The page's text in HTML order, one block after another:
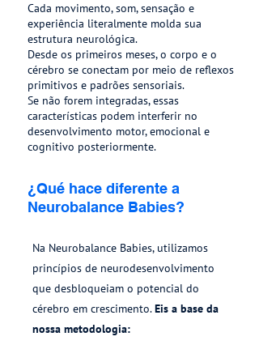
Cada movimento, som, sensação e
experiência literalmente molda sua
estrutura neurológica.
Desde os primeiros meses, o corpo e o
cérebro se conectam por meio de reflexos
primitivos e padrões sensoriais.
Se não forem integradas, essas
características podem interferir no
desenvolvimento motor, emocional e
cognitivo posteriormente.
¿Qué hace diferente a
Neurobalance Babies?
Na Neurobalance Babies, utilizamos
princípios de neurodesenvolvimento
que desbloqueiam o potencial do
cérebro em crescimento. Eis a base da
nossa metodologia: